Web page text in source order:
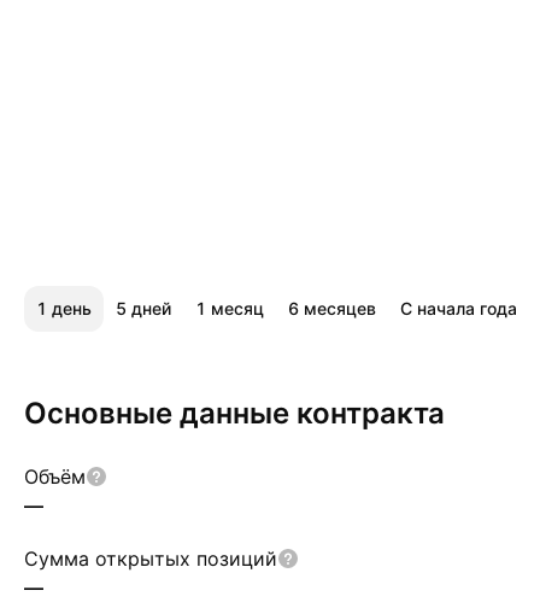
1 день 5 дней 1 месяц 6 месяцев С начала года
Основные данные контракта
Объём
—
Сумма открытых позиций
—